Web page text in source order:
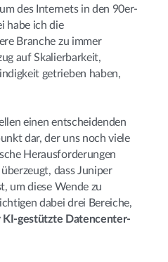
des Internets in den 90er-
habe ich die
Branche zu immer
auf Skalierbarkeit,
getrieben haben,
einen entscheidenden
dar, der uns noch viele
Herausforderungen
dass Juniper
um diese Wende zu
dabei drei Bereiche,
gestützte Datencenter-